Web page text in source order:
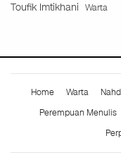
Toufik Imtikhani Warta
Home Warta
Perempuan Menulis